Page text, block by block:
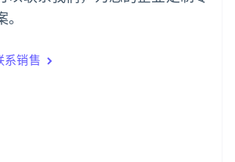
系销售